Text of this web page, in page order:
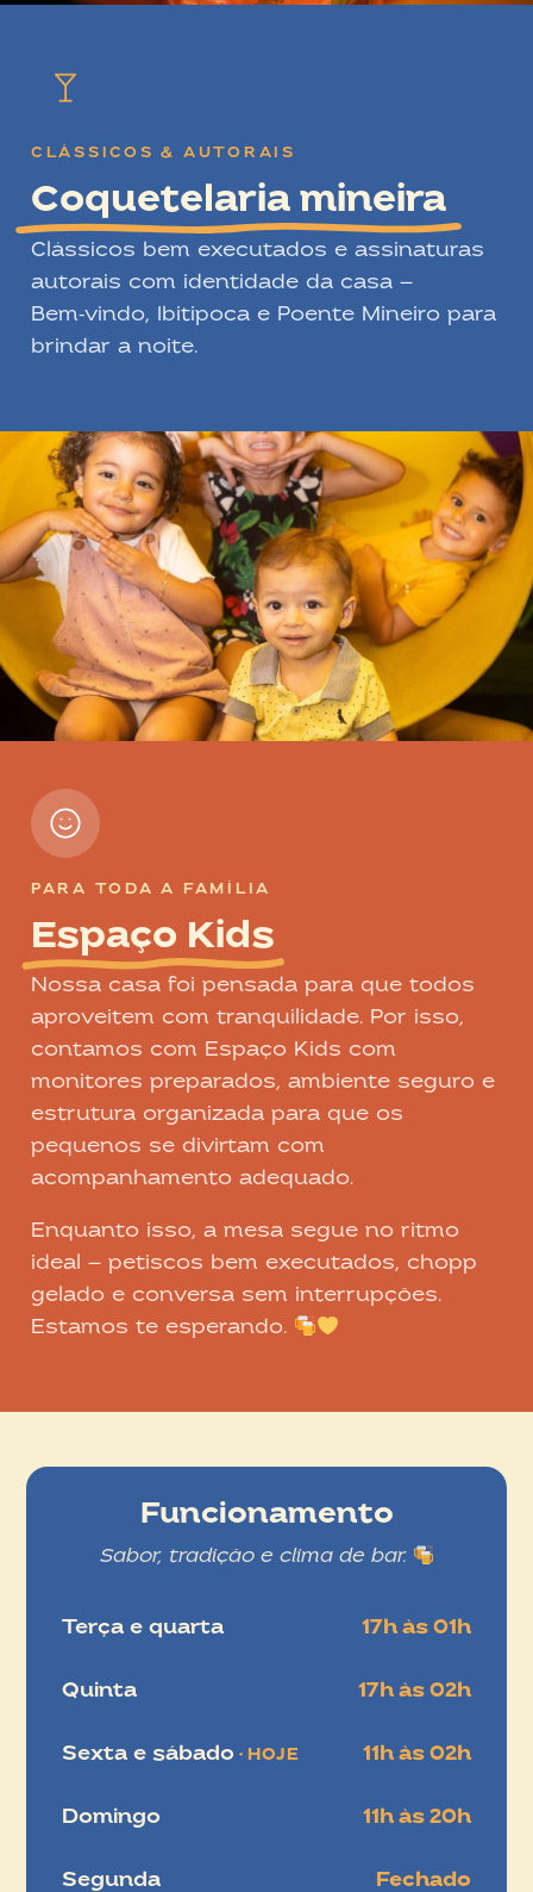
CLÁSSICOS & AUTORAIS
Coquetelaria mineira
Clássicos bem executados e assinaturas
autorais com identidade da casa —
Bem‑vindo, Ibitipoca e Poente Mineiro para
brindar a noite.
PARA TODA A FAMÍLIA
Espaço Kids
Nossa casa foi pensada para que todos
aproveitem com tranquilidade. Por isso,
contamos com Espaço Kids com
monitores preparados, ambiente seguro e
estrutura organizada para que os
pequenos se divirtam com
acompanhamento adequado.
Enquanto isso, a mesa segue no ritmo
ideal — petiscos bem executados, chopp
gelado e conversa sem interrupções.
Estamos te esperando.
Funcionamento
Sabor, tradição e clima de bar.
Terça e quarta 17h às 01h
Quinta 17h às 02h
Sexta e sábado 11h às 02h
Domingo 11h às 20h
Segunda Fechado